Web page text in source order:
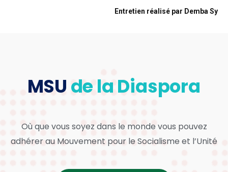
Entretien réalisé par Demba Sy
MSU de la Diaspora
Où que vous soyez dans le monde vous pouvez
adhérer au Mouvement pour le Socialisme et l’Unité